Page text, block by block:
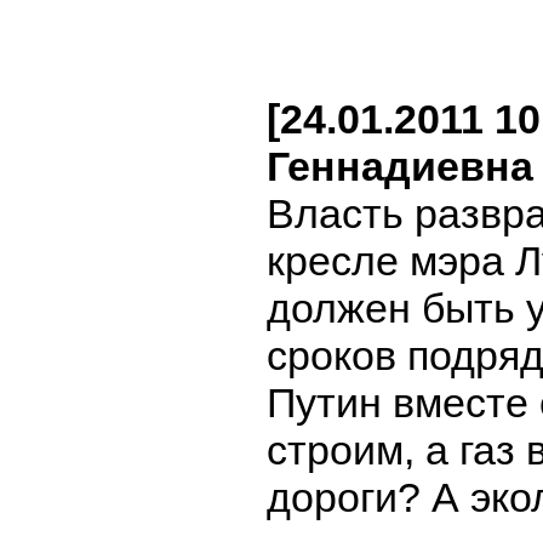
[24.01.2011
Геннадиевна
Власть
кресле мэра
должен быть
сроков
Путин
строим, а газ
дороги? А